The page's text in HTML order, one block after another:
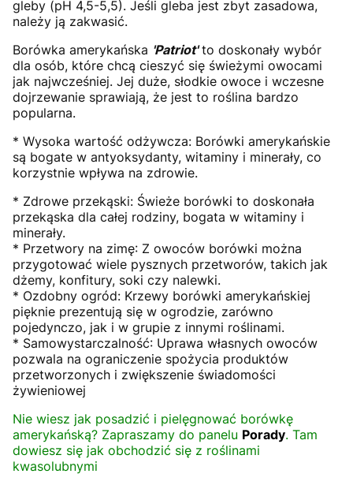
gleby (pH 4,5-5,5). Jeśli gleba jest zbyt zasadowa,
należy ją zakwasić.
Borówka amerykańska 'Patriot'to doskonały wybór
dla osób, które chcą cieszyć się świeżymi owocami
jak najwcześniej. Jej duże, słodkie owoce i wczesne
dojrzewanie sprawiają, że jest to roślina bardzo
popularna.
* Wysoka wartość odżywcza: Borówki amerykańskie
są bogate w antyoksydanty, witaminy i minerały, co
korzystnie wpływa na zdrowie.
* Zdrowe przekąski: Świeże borówki to doskonała
przekąska dla całej rodziny, bogata w witaminy i
minerały.
* Przetwory na zimę: Z owoców borówki można
przygotować wiele pysznych przetworów, takich jak
dżemy, konfitury, soki czy nalewki.
* Ozdobny ogród: Krzewy borówki amerykańskiej
pięknie prezentują się w ogrodzie, zarówno
pojedynczo, jak i w grupie z innymi roślinami.
* Samowystarczalność: Uprawa własnych owoców
pozwala na ograniczenie spożycia produktów
przetworzonych i zwiększenie świadomości
żywieniowej
Nie wiesz jak posadzić i pielęgnować borówkę
amerykańską? Zapraszamy do panelu Porady. Tam
dowiesz się jak obchodzić się z roślinami
kwasolubnymi